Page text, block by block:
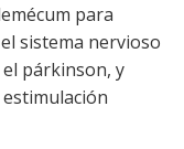
para
sistema nervioso
párkinson, y